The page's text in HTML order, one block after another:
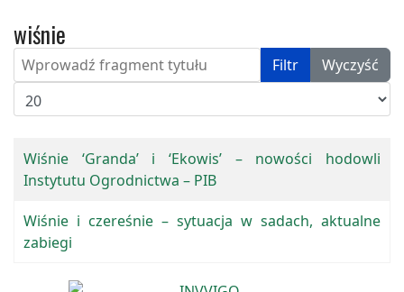
wiśnie
Wprowadź fragment tytułu Filtr
Wyczyść
Pokaż #
Wiśnie ‘Granda’ i ‘Ekowis’ – nowości hodowli
Instytutu Ogrodnictwa – PIB
Wiśnie i czereśnie – sytuacja w sadach, aktualne
zabiegi